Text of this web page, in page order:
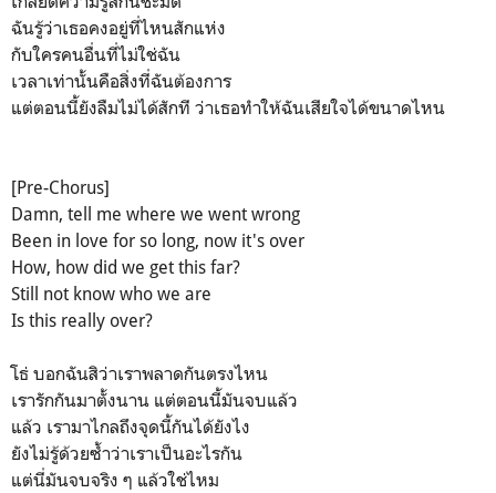
ฉันรู้ว่าเธอคงอยู่ที่ไหนสักแห่ง
กับใครคนอื่นที่ไม่ใช่ฉัน
เวลาเท่านั้นคือสิ่งที่ฉันต้องการ
แต่ตอนนี้ยังลืมไม่ได้สักที ว่าเธอทำให้ฉันเสียใจได้ขนาดไหน
[Pre-Chorus]
Damn, tell me where we went wrong
Been in love for so long, now it's over
How, how did we get this far?
Still not know who we are
Is this really over?
โธ่ บอกฉันสิว่าเราพลาดกันตรงไหน
เรารักกันมาตั้งนาน แต่ตอนนี้มันจบแล้ว
แล้ว เรามาไกลถึงจุดนี้กันได้ยังไง
ยังไม่รู้ด้วยซ้ำว่าเราเป็นอะไรกัน
แต่นี่มันจบจริง ๆ แล้วใช่ไหม